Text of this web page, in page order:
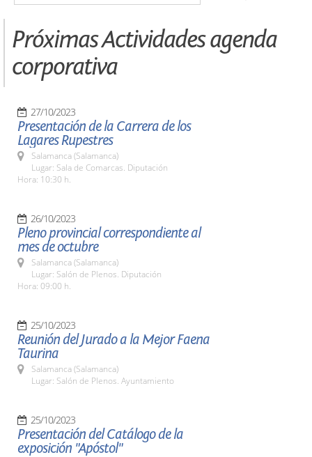
Próximas Actividades agenda
corporativa
27/10/2023
Presentación de la Carrera de los
Lagares Rupestres
Salamanca (Salamanca)
Lugar: Sala de Comarcas. Diputación
Hora: 10:30 h.
26/10/2023
Pleno provincial correspondiente al
mes de octubre
Salamanca (Salamanca)
Lugar: Salón de Plenos. Diputación
Hora: 09:00 h.
25/10/2023
Reunión del Jurado a la Mejor Faena
Taurina
Salamanca (Salamanca)
Lugar: Salón de Plenos. Ayuntamiento
25/10/2023
Presentación del Catálogo de la
exposición "Apóstol"